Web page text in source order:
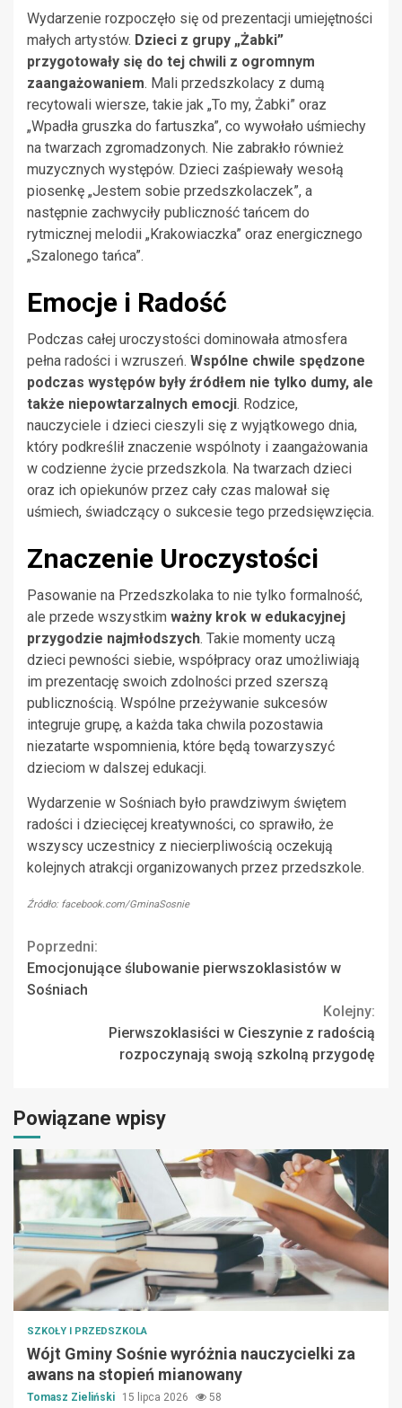
Wydarzenie rozpoczęło się od prezentacji umiejętności
małych artystów. Dzieci z grupy „Żabki”
przygotowały się do tej chwili z ogromnym
zaangażowaniem. Mali przedszkolacy z dumą
recytowali wiersze, takie jak „To my, Żabki” oraz
„Wpadła gruszka do fartuszka”, co wywołało uśmiechy
na twarzach zgromadzonych. Nie zabrakło również
muzycznych występów. Dzieci zaśpiewały wesołą
piosenkę „Jestem sobie przedszkolaczek”, a
następnie zachwyciły publiczność tańcem do
rytmicznej melodii „Krakowiaczka” oraz energicznego
„Szalonego tańca”.
Emocje i Radość
Podczas całej uroczystości dominowała atmosfera
pełna radości i wzruszeń. Wspólne chwile spędzone
podczas występów były źródłem nie tylko dumy, ale
także niepowtarzalnych emocji. Rodzice,
nauczyciele i dzieci cieszyli się z wyjątkowego dnia,
który podkreślił znaczenie wspólnoty i zaangażowania
w codzienne życie przedszkola. Na twarzach dzieci
oraz ich opiekunów przez cały czas malował się
uśmiech, świadczący o sukcesie tego przedsięwzięcia.
Znaczenie Uroczystości
Pasowanie na Przedszkolaka to nie tylko formalność,
ale przede wszystkim ważny krok w edukacyjnej
przygodzie najmłodszych. Takie momenty uczą
dzieci pewności siebie, współpracy oraz umożliwiają
im prezentację swoich zdolności przed szerszą
publicznością. Wspólne przeżywanie sukcesów
integruje grupę, a każda taka chwila pozostawia
niezatarte wspomnienia, które będą towarzyszyć
dzieciom w dalszej edukacji.
Wydarzenie w Sośniach było prawdziwym świętem
radości i dziecięcej kreatywności, co sprawiło, że
wszyscy uczestnicy z niecierpliwością oczekują
kolejnych atrakcji organizowanych przez przedszkole.
Źródło: facebook.com/GminaSosnie
Continue
Reading
Poprzedni:
Emocjonujące ślubowanie pierwszoklasistów w
Sośniach
Kolejny:
Pierwszoklasiści w Cieszynie z radością
rozpoczynają swoją szkolną przygodę
Powiązane wpisy
SZKOŁY I PRZEDSZKOLA
Wójt Gminy Sośnie wyróżnia nauczycielki za
awans na stopień mianowany
Tomasz Zieliński 15 lipca 2026 58